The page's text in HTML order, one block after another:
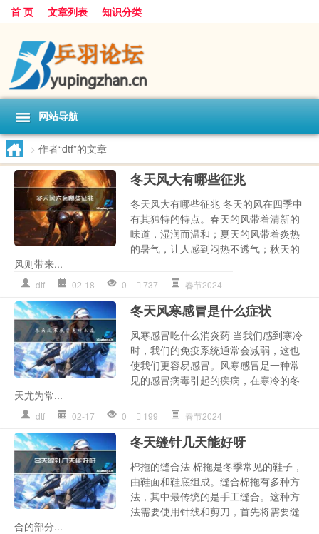
首 页 文章列表 知识分类
网站导航
> 作者“dtf”的文章
冬天风大有哪些征兆
冬天风大有哪些征兆 冬天的风在四季中
有其独特的特点。春天的风带着清新的
味道，湿润而温和；夏天的风带着炎热
的暑气，让人感到闷热不透气；秋天的
风则带来...
dtf 02-18 0 737 春节2024
冬天风寒感冒是什么症状
风寒感冒吃什么消炎药 当我们感到寒冷
时，我们的免疫系统通常会减弱，这也
使我们更容易感冒。风寒感冒是一种常
见的感冒病毒引起的疾病，在寒冷的冬
天尤为常...
dtf 02-17 0 199 春节2024
冬天缝针几天能好呀
棉拖的缝合法 棉拖是冬季常见的鞋子，
由鞋面和鞋底组成。缝合棉拖有多种方
法，其中最传统的是手工缝合。这种方
法需要使用针线和剪刀，首先将需要缝
合的部分...